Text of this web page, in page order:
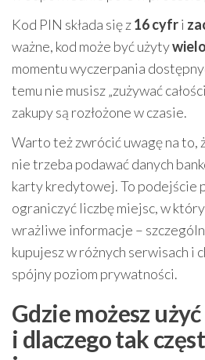
Kod PIN składa się z16 cyfri
ważne, kod może być użyty
momentu wyczerpania
temu nie musisz „zużywać
zakupy są rozłożone w czasie.
Warto też zwrócić uwagę na to,
nie trzeba podawać danych
karty kredytowej. To podejście
ograniczyć liczbę miejsc, w
wrażliwe informacje –
kupujesz w różnych serwisach i
spójny poziom prywatności.
Gdzie możesz
i dlaczego tak